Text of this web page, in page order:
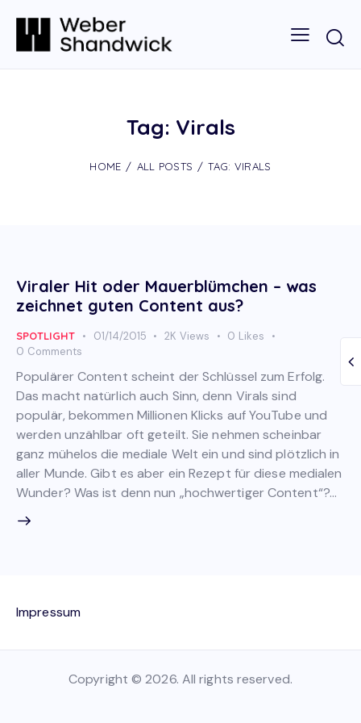
Tag: Virals
HOME ALL POSTS TAG: VIRALS
Viraler Hit oder Mauerblümchen – was
zeichnet guten Content aus?
SPOTLIGHT 01/14/2015 2K Views 0 Likes
0 Comments
Populärer Content scheint der Schlüssel zum Erfolg.
Das macht natürlich auch Sinn, denn Virals sind
populär, bekommen Millionen Klicks auf YouTube und
werden unzählbar oft geteilt. Sie nehmen scheinbar
ganz mühelos die mediale Welt ein und sind plötzlich in
aller Munde. Gibt es aber ein Rezept für diese medialen
Wunder? Was ist denn nun „hochwertiger Content“?…
Impressum
Copyright © 2026. All rights reserved.